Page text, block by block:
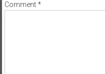
Comment*